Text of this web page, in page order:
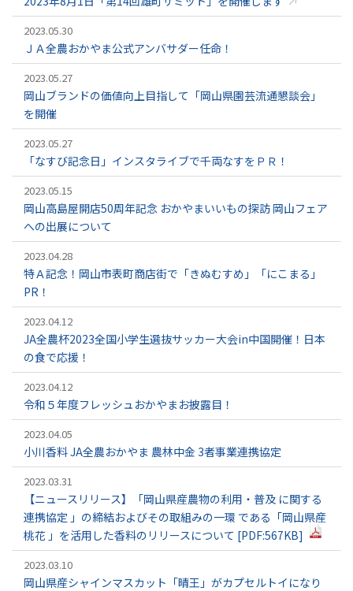
2023.05.30
ＪＡ全農おかやま公式アンバサダー任命！
2023.05.27
岡山ブランドの価値向上目指して「岡山県園芸流通懇談会」
を開催
2023.05.27
「なすび記念日」インスタライブで千両なすをＰＲ！
2023.05.15
岡山高島屋開店50周年記念 おかやまいいもの探訪 岡山フェア
への出展について
2023.04.28
特Ａ記念！岡山市表町商店街で「きぬむすめ」「にこまる」
PR！
2023.04.12
JA全農杯2023全国小学生選抜サッカー大会in中国開催！日本
の食で応援！
2023.04.12
令和５年度フレッシュおかやまお披露目！
2023.04.05
小川香料 JA全農おかやま 農林中金 3者事業連携協定
2023.03.31
【ニュースリリース】「岡山県産農物の利用・普及 に関する
連携協定 」の締結およびその取組みの一環 である「岡山県産
桃花 」を活用した香料のリリースについて [PDF:567KB]
2023.03.10
岡山県産シャインマスカット「晴王」がカプセルトイになり